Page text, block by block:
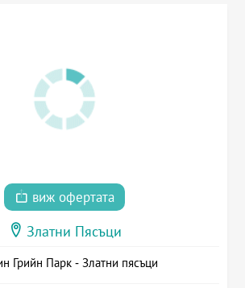
виж офертата
Златни Пясъци
Грийн Парк - Златни пясъци